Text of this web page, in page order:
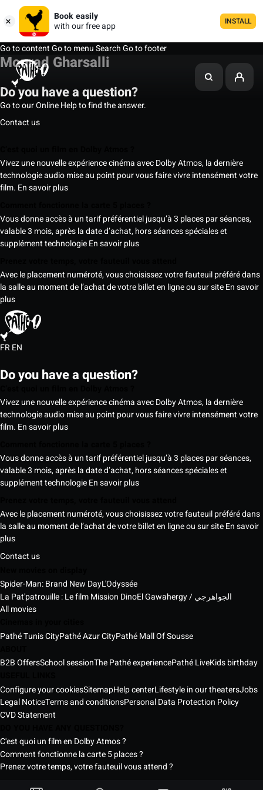
Book easily
with our free app
INSTALL
Go to contentGo to menuSearchGo to footer
Mourad Gharsalli
Do you have a question?
Go to our Online Help to find the answer.
Contact us
Vivez une nouvelle expérience cinéma avec Dolby Atmos, la dernière
technologie audio mise au point pour vous faire vivre intensément votre
film. En savoir plus
Vous donne accès à un tarif préférentiel jusqu’à 3 places par séances,
valable 3 mois, après la date d’achat, hors séances spéciales et
supplément technologieEn savoir plus
Avec le placement numéroté, vous choisissez votre fauteuil préféré dans
la salle au moment de l’achat de votre billet en ligne ou sur siteEn savoir
plus
FREN
Do you have a question?
Vivez une nouvelle expérience cinéma avec Dolby Atmos, la dernière
technologie audio mise au point pour vous faire vivre intensément votre
film. En savoir plus
Vous donne accès à un tarif préférentiel jusqu’à 3 places par séances,
valable 3 mois, après la date d’achat, hors séances spéciales et
supplément technologieEn savoir plus
Avec le placement numéroté, vous choisissez votre fauteuil préféré dans
la salle au moment de l’achat de votre billet en ligne ou sur siteEn savoir
plus
Contact us
Spider-Man: Brand New DayL'Odyssée
La Pat'patrouille : Le film Mission Dino
El Gawahergy / الجواهرجي
All movies
Pathé Tunis CityPathé Azur CityPathé Mall Of Sousse
B2B OffersSchool sessionThe Pathé experiencePathé LiveKids birthday
Configure your cookiesSitemapHelp centerLifestyle in our theatersJobs
Legal NoticeTerms and conditionsPersonal Data Protection Policy
CVD Statement
C'est quoi un film en Dolby Atmos ?
Comment fonctionne la carte 5 places ?
Prenez votre temps, votre fauteuil vous attend ?